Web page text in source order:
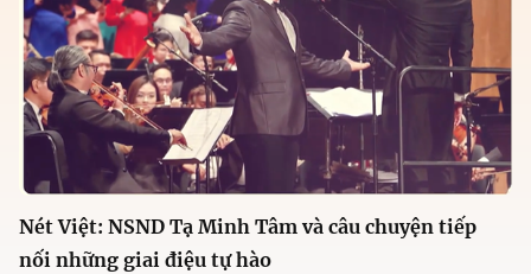
Nét Việt: NSND Tạ Minh Tâm và câu chuyện tiếp
nối những giai điệu tự hào